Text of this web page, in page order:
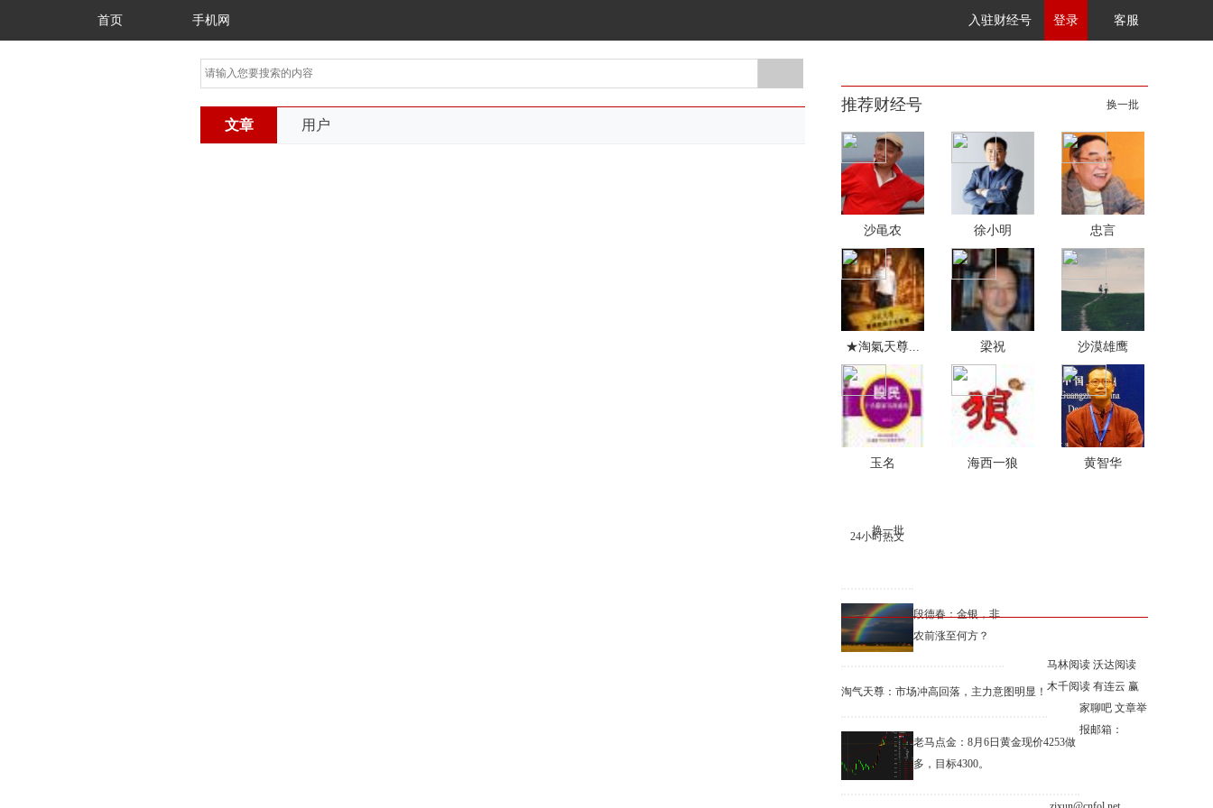
首页 手机网 入驻财经号 登录 客服
文章 用户
推荐财经号 换一批
沙黾农 徐小明 忠言
★淘氣天尊... 梁祝 沙漠雄鹰
玉名 海西一狼 黄智华
24小时热文
换一批
段德春：金银，非
农前涨至何方？
淘气天尊：市场冲高回落，主力意图明显！
老马点金：8月6日黄金现价4253做
多，目标4300。
马林阅读 沃达阅读
木千阅读 有连云 赢
家聊吧 文章举
报邮箱：